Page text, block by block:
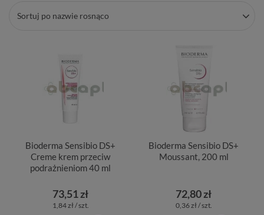
Sortuj po nazwie rosnąco
Bioderma Sensibio DS+
Creme krem przeciw
podrażnieniom 40 ml
73,51 zł
1,84 zł / szt.
Bioderma Sensibio DS+
Moussant, 200 ml
72,80 zł
0,36 zł / szt.